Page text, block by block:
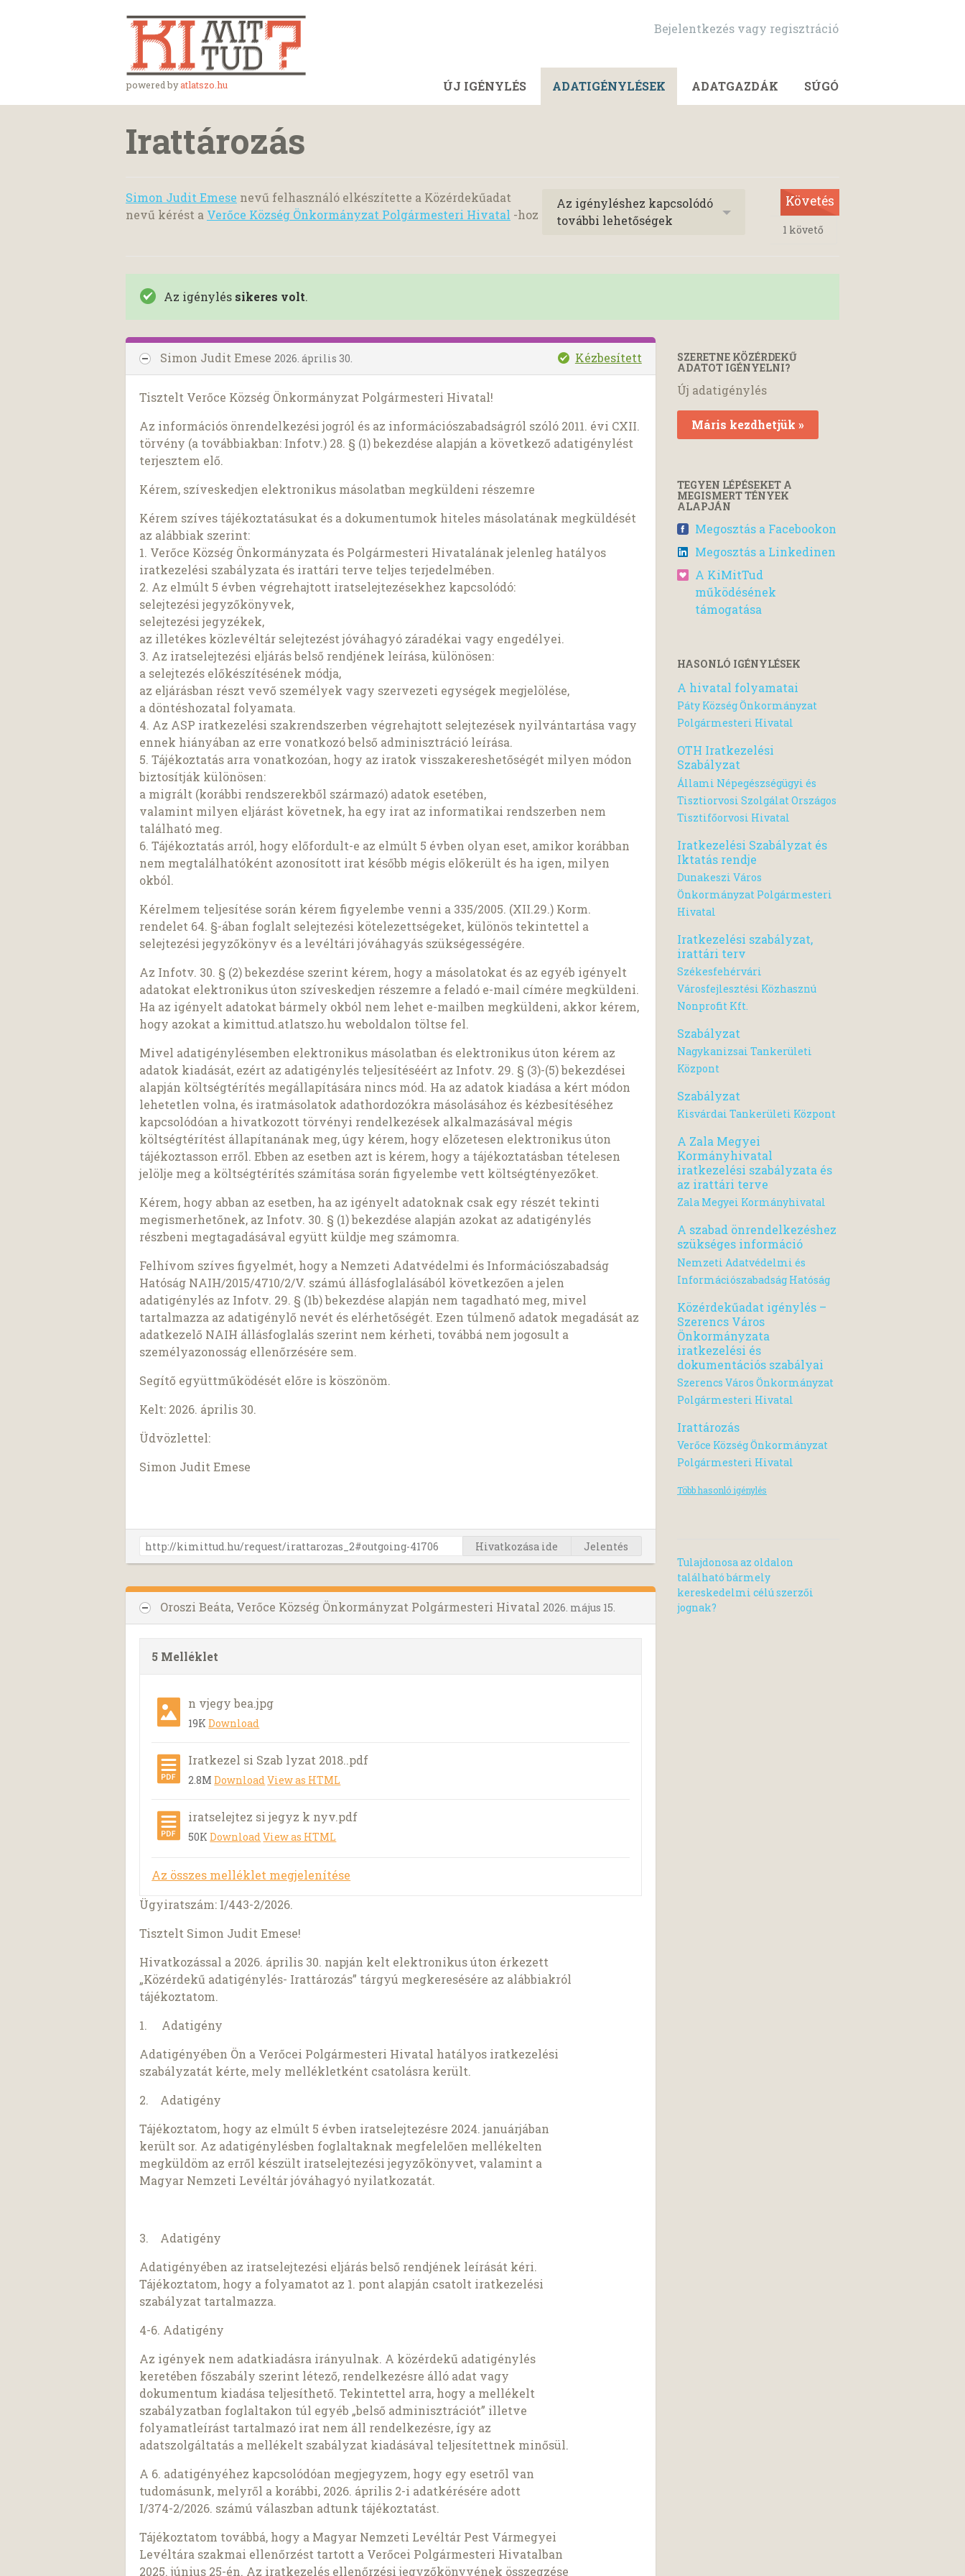
powered byatlatszo.hu
Bejelentkezés vagy regisztráció
ÚJ IGÉNYLÉS ADATIGÉNYLÉSEK ADATGAZDÁK SÚGÓ
Irattározás
Simon Judit Emese nevű felhasználó elkészítette a Közérdekűadat
nevű kérést a Verőce Község Önkormányzat Polgármesteri Hivatal -hoz
Az igényléshez kapcsolódó
további lehetőségek
Követés
1 követő
Az igénylés sikeres volt.
Simon Judit Emese 2026. április 30. Kézbesített
Tisztelt Verőce Község Önkormányzat Polgármesteri Hivatal!
Az információs önrendelkezési jogról és az információszabadságról szóló 2011. évi CXII.
törvény (a továbbiakban: Infotv.) 28. § (1) bekezdése alapján a következő adatigénylést
terjesztem elő.
Kérem, szíveskedjen elektronikus másolatban megküldeni részemre
Kérem szíves tájékoztatásukat és a dokumentumok hiteles másolatának megküldését
az alábbiak szerint:
1. Verőce Község Önkormányzata és Polgármesteri Hivatalának jelenleg hatályos
iratkezelési szabályzata és irattári terve teljes terjedelmében.
2. Az elmúlt 5 évben végrehajtott iratselejtezésekhez kapcsolódó:
selejtezési jegyzőkönyvek,
selejtezési jegyzékek,
az illetékes közlevéltár selejtezést jóváhagyó záradékai vagy engedélyei.
3. Az iratselejtezési eljárás belső rendjének leírása, különösen:
a selejtezés előkészítésének módja,
az eljárásban részt vevő személyek vagy szervezeti egységek megjelölése,
a döntéshozatal folyamata.
4. Az ASP iratkezelési szakrendszerben végrehajtott selejtezések nyilvántartása vagy
ennek hiányában az erre vonatkozó belső adminisztráció leírása.
5. Tájékoztatás arra vonatkozóan, hogy az iratok visszakereshetőségét milyen módon
biztosítják különösen:
a migrált (korábbi rendszerekből származó) adatok esetében,
valamint milyen eljárást követnek, ha egy irat az informatikai rendszerben nem
található meg.
6. Tájékoztatás arról, hogy előfordult-e az elmúlt 5 évben olyan eset, amikor korábban
nem megtalálhatóként azonosított irat később mégis előkerült és ha igen, milyen
okból.
Kérelmem teljesítése során kérem figyelembe venni a 335/2005. (XII.29.) Korm.
rendelet 64. §-ában foglalt selejtezési kötelezettségeket, különös tekintettel a
selejtezési jegyzőkönyv és a levéltári jóváhagyás szükségességére.
Az Infotv. 30. § (2) bekezdése szerint kérem, hogy a másolatokat és az egyéb igényelt
adatokat elektronikus úton szíveskedjen részemre a feladó e-mail címére megküldeni.
Ha az igényelt adatokat bármely okból nem lehet e-mailben megküldeni, akkor kérem,
hogy azokat a kimittud.atlatszo.hu weboldalon töltse fel.
Mivel adatigénylésemben elektronikus másolatban és elektronikus úton kérem az
adatok kiadását, ezért az adatigénylés teljesítéséért az Infotv. 29. § (3)-(5) bekezdései
alapján költségtérítés megállapítására nincs mód. Ha az adatok kiadása a kért módon
lehetetlen volna, és iratmásolatok adathordozókra másolásához és kézbesítéséhez
kapcsolódóan a hivatkozott törvényi rendelkezések alkalmazásával mégis
költségtérítést állapítanának meg, úgy kérem, hogy előzetesen elektronikus úton
tájékoztasson erről. Ebben az esetben azt is kérem, hogy a tájékoztatásban tételesen
jelölje meg a költségtérítés számítása során figyelembe vett költségtényezőket.
Kérem, hogy abban az esetben, ha az igényelt adatoknak csak egy részét tekinti
megismerhetőnek, az Infotv. 30. § (1) bekezdése alapján azokat az adatigénylés
részbeni megtagadásával együtt küldje meg számomra.
Felhívom szíves figyelmét, hogy a Nemzeti Adatvédelmi és Információszabadság
Hatóság NAIH/2015/4710/2/V. számú állásfoglalásából következően a jelen
adatigénylés az Infotv. 29. § (1b) bekezdése alapján nem tagadható meg, mivel
tartalmazza az adatigénylő nevét és elérhetőségét. Ezen túlmenő adatok megadását az
adatkezelő NAIH állásfoglalás szerint nem kérheti, továbbá nem jogosult a
személyazonosság ellenőrzésére sem.
Segítő együttműködését előre is köszönöm.
Kelt: 2026. április 30.
Üdvözlettel:
Simon Judit Emese
Hivatkozása ide Jelentés
Oroszi Beáta, Verőce Község Önkormányzat Polgármesteri Hivatal 2026. május 15.
5 Melléklet
n vjegy bea.jpg
19KDownload
Iratkezel si Szab lyzat 2018..pdf
2.8MDownloadView as HTML
iratselejtez si jegyz k nyv.pdf
50KDownloadView as HTML
Az összes melléklet megjelenítése
Ügyiratszám: I/443-2/2026.
Tisztelt Simon Judit Emese!
Hivatkozással a 2026. április 30. napján kelt elektronikus úton érkezett
„Közérdekű adatigénylés- Irattározás” tárgyú megkeresésére az alábbiakról
tájékoztatom.
1. Adatigény
Adatigényében Ön a Verőcei Polgármesteri Hivatal hatályos iratkezelési
szabályzatát kérte, mely mellékletként csatolásra került.
2. Adatigény
Tájékoztatom, hogy az elmúlt 5 évben iratselejtezésre 2024. januárjában
került sor. Az adatigénylésben foglaltaknak megfelelően mellékelten
megküldöm az erről készült iratselejtezési jegyzőkönyvet, valamint a
Magyar Nemzeti Levéltár jóváhagyó nyilatkozatát.
3. Adatigény
Adatigényében az iratselejtezési eljárás belső rendjének leírását kéri.
Tájékoztatom, hogy a folyamatot az 1. pont alapján csatolt iratkezelési
szabályzat tartalmazza.
4-6. Adatigény
Az igények nem adatkiadásra irányulnak. A közérdekű adatigénylés
keretében főszabály szerint létező, rendelkezésre álló adat vagy
dokumentum kiadása teljesíthető. Tekintettel arra, hogy a mellékelt
szabályzatban foglaltakon túl egyéb „belső adminisztrációt” illetve
folyamatleírást tartalmazó irat nem áll rendelkezésre, így az
adatszolgáltatás a mellékelt szabályzat kiadásával teljesítettnek minősül.
A 6. adatigényéhez kapcsolódóan megjegyzem, hogy egy esetről van
tudomásunk, melyről a korábbi, 2026. április 2-i adatkérésére adott
I/374-2/2026. számú válaszban adtunk tájékoztatást.
Tájékoztatom továbbá, hogy a Magyar Nemzeti Levéltár Pest Vármegyei
Levéltára szakmai ellenőrzést tartott a Verőcei Polgármesteri Hivatalban
2025. június 25-én. Az iratkezelés ellenőrzési jegyzőkönyvének összegzése
SZERETNE KÖZÉRDEKŰ
ADATOT IGÉNYELNI?
Új adatigénylés
Máris kezdhetjük »
TEGYEN LÉPÉSEKET A
MEGISMERT TÉNYEK
ALAPJÁN
Megosztás a Facebookon
Megosztás a Linkedinen
A KiMitTud
működésének
támogatása
HASONLÓ IGÉNYLÉSEK
A hivatal folyamatai
Páty Község Önkormányzat
Polgármesteri Hivatal
OTH Iratkezelési
Szabályzat
Állami Népegészségügyi és
Tisztiorvosi Szolgálat Országos
Tisztifőorvosi Hivatal
Iratkezelési Szabályzat és
Iktatás rendje
Dunakeszi Város
Önkormányzat Polgármesteri
Hivatal
Iratkezelési szabályzat,
irattári terv
Székesfehérvári
Városfejlesztési Közhasznú
Nonprofit Kft.
Szabályzat
Nagykanizsai Tankerületi
Központ
Szabályzat
Kisvárdai Tankerületi Központ
A Zala Megyei
Kormányhivatal
iratkezelési szabályzata és
az irattári terve
Zala Megyei Kormányhivatal
A szabad önrendelkezéshez
szükséges információ
Nemzeti Adatvédelmi és
Információszabadság Hatóság
Közérdekűadat igénylés –
Szerencs Város
Önkormányzata
iratkezelési és
dokumentációs szabályai
Szerencs Város Önkormányzat
Polgármesteri Hivatal
Irattározás
Verőce Község Önkormányzat
Polgármesteri Hivatal
Több hasonló igénylés
Tulajdonosa az oldalon
található bármely
kereskedelmi célú szerzői
jognak?